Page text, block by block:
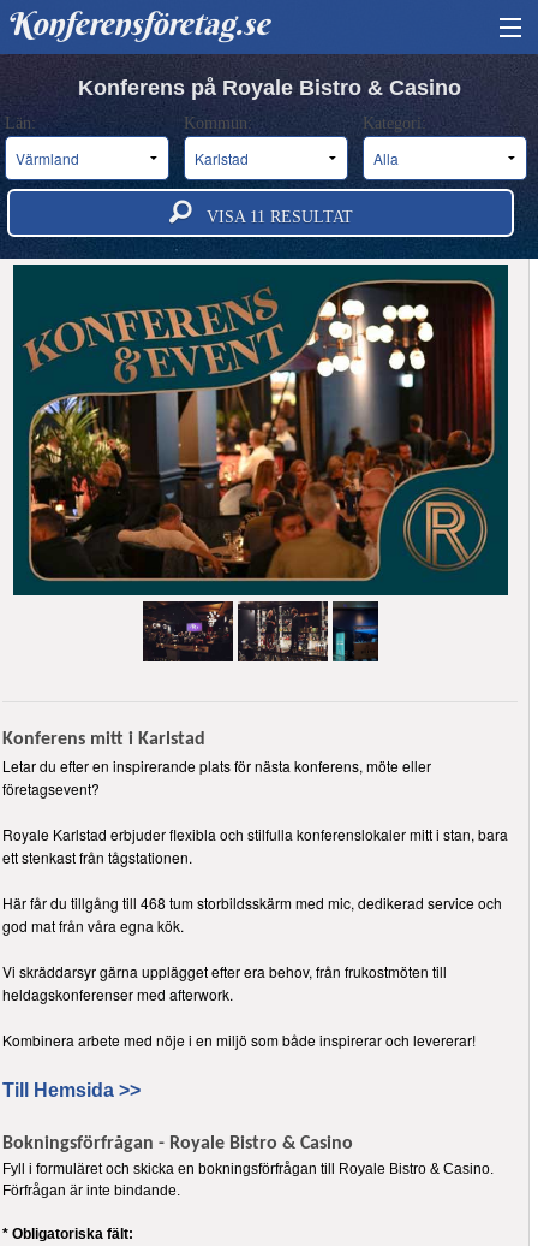
Konferensföretag.se
HITTA KONFERENS
BOKA KONFERENS
OM OSS
ANNONSERA
Konferens på Royale Bistro & Casino
Län: Kommun: Kategori:
VISA 11 RESULTAT
Konferens mitt i Karlstad
Letar du efter en inspirerande plats för nästa konferens, möte eller
företagsevent?
Royale Karlstad erbjuder flexibla och stilfulla konferenslokaler mitt i stan, bara
ett stenkast från tågstationen.
Här får du tillgång till 468 tum storbildsskärm med mic, dedikerad service och
god mat från våra egna kök.
Vi skräddarsyr gärna upplägget efter era behov, från frukostmöten till
heldagskonferenser med afterwork.
Kombinera arbete med nöje i en miljö som både inspirerar och levererar!
Till Hemsida >>
Bokningsförfrågan - Royale Bistro & Casino
Fyll i formuläret och skicka en bokningsförfrågan till Royale Bistro & Casino.
Förfrågan är inte bindande.
* Obligatoriska fält: